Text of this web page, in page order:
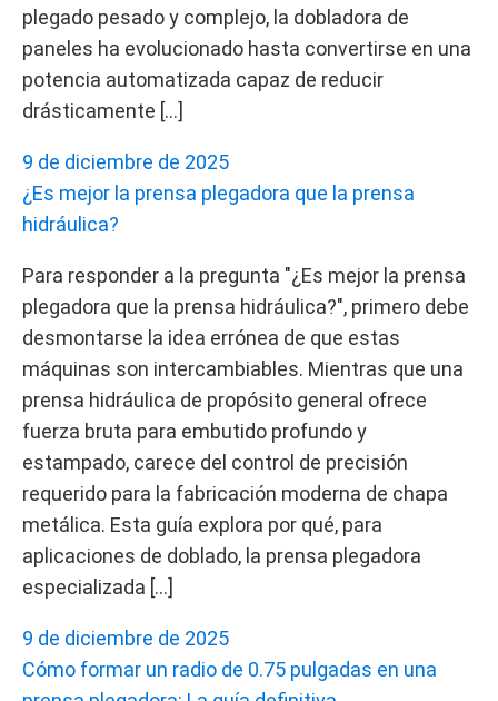
plegado pesado y complejo, la dobladora de
paneles ha evolucionado hasta convertirse en una
potencia automatizada capaz de reducir
drásticamente […]
9 de diciembre de 2025
¿Es mejor la prensa plegadora que la prensa
hidráulica?
Para responder a la pregunta "¿Es mejor la prensa
plegadora que la prensa hidráulica?", primero debe
desmontarse la idea errónea de que estas
máquinas son intercambiables. Mientras que una
prensa hidráulica de propósito general ofrece
fuerza bruta para embutido profundo y
estampado, carece del control de precisión
requerido para la fabricación moderna de chapa
metálica. Esta guía explora por qué, para
aplicaciones de doblado, la prensa plegadora
especializada […]
9 de diciembre de 2025
Cómo formar un radio de 0.75 pulgadas en una